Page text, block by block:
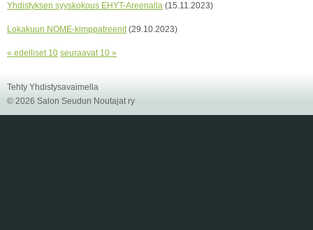
Yhdistyksen syyskokous EHYT-Areenalla (15.11.2023)
Lokakuun NOME-kimppatreenit (29.10.2023)
« edelliset 10 seuraavat 10 »
Tehty Yhdistysavaimella
© 2026 Salon Seudun Noutajat ry